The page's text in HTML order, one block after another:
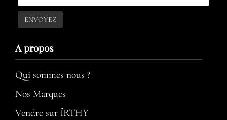
A propos​
Qui sommes nous ?
Nos Marques
Vendre sur ÏRTHY